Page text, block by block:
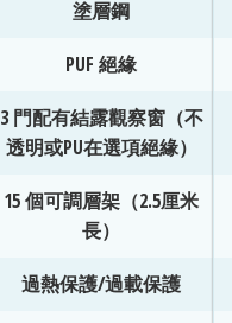
塗層鋼
PUF 絕緣
3 門配有結露觀察窗（不
透明或PU在選項絕緣）
15 個可調層架（2.5厘米
長）
過熱保護/過載保護